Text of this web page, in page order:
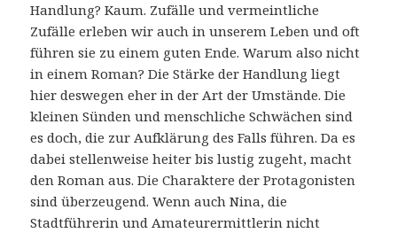
Handlung? Kaum. Zufälle und vermeintliche
Zufälle erleben wir auch in unserem Leben und oft
führen sie zu einem guten Ende. Warum also nicht
in einem Roman? Die Stärke der Handlung liegt
hier deswegen eher in der Art der Umstände. Die
kleinen Sünden und menschliche Schwächen sind
es doch, die zur Aufklärung des Falls führen. Da es
dabei stellenweise heiter bis lustig zugeht, macht
den Roman aus. Die Charaktere der Protagonisten
sind überzeugend. Wenn auch Nina, die
Stadtführerin und Amateurermittlerin nicht